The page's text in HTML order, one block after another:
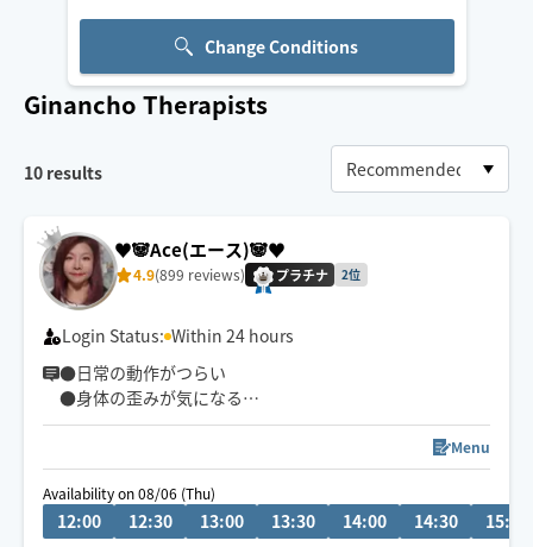
Change Conditions
Ginancho Therapists
10 results
♥️🐼Ace(エース)🐼♥️
4.9(899 reviews) プラチナ 2位
Login Status: Within 24 hours
●日常の動作がつらい
●身体の歪みが気になる
●趣味や仕事のパフォーマンスを良くしたい
どんなお悩みにも真摯に向き合い身体の痛みや不調、お
客様の気になる所をその場しのぎではなく"根本"から対
応させて頂きます
Menu
Availability on 08/06 (Thu)
12:00 12:30 13:00 13:30 14:00 14:30 15:00